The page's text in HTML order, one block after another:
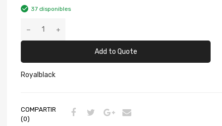
37 disponibles
Add to Quote
Royalblack
COMPARTIR
(0)